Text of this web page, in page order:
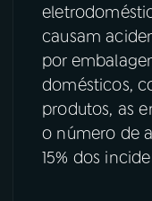
causam
por
domésticos,
produtos, as
o número de
15% dos